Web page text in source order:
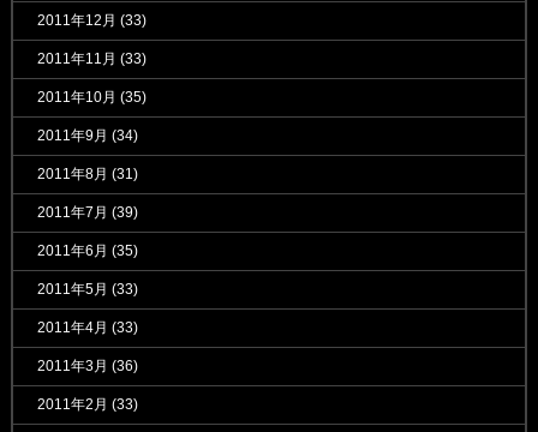
2011年12月 (33)
2011年11月 (33)
2011年10月 (35)
2011年9月 (34)
2011年8月 (31)
2011年7月 (39)
2011年6月 (35)
2011年5月 (33)
2011年4月 (33)
2011年3月 (36)
2011年2月 (33)